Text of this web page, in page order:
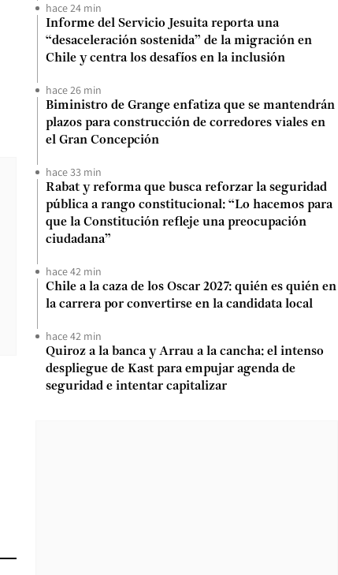
hace 24 min
Informe del Servicio Jesuita reporta una
“desaceleración sostenida” de la migración en
Chile y centra los desafíos en la inclusión
hace 26 min
Biministro de Grange enfatiza que se mantendrán
plazos para construcción de corredores viales en
el Gran Concepción
hace 33 min
Rabat y reforma que busca reforzar la seguridad
pública a rango constitucional: “Lo hacemos para
que la Constitución refleje una preocupación
ciudadana”
hace 42 min
Chile a la caza de los Oscar 2027: quién es quién en
la carrera por convertirse en la candidata local
hace 42 min
Quiroz a la banca y Arrau a la cancha: el intenso
despliegue de Kast para empujar agenda de
seguridad e intentar capitalizar